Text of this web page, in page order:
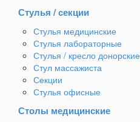
Стулья / секции
Стулья медицинские
Стулья лабораторные
Стулья / кресло донорские
Стул массажиста
Секции
Стулья офисные
Столы медицинские